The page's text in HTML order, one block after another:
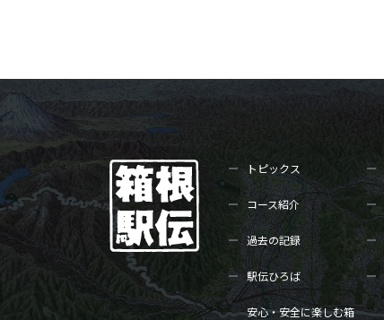
トピックス
コース紹介
過去の記録
駅伝ひろば
安心・安全に楽しむ箱